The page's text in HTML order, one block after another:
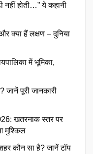
नहीं होती…” ये कहानी
क्या हैं लक्षण – दुनिया
में भूमिका,
जानें पूरी जानकारी
खतरनाक स्तर पर
मुश्किल
कौन सा है? जानें टॉप